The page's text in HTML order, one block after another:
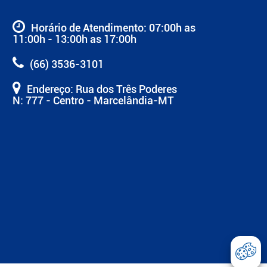
Horário de Atendimento: 07:00h as
11:00h - 13:00h as 17:00h
(66) 3536-3101
Endereço: Rua dos Três Poderes
N: 777 - Centro - Marcelândia-MT